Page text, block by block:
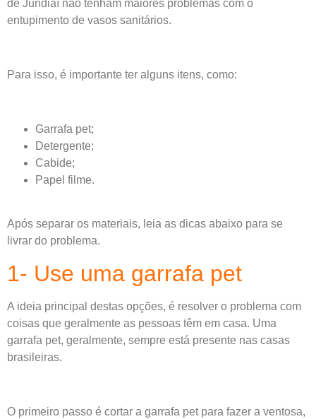
de Jundiaí não tenham maiores problemas com o
entupimento de vasos sanitários.
Para isso, é importante ter alguns itens, como:
Garrafa pet;
Detergente;
Cabide;
Papel filme.
Após separar os materiais, leia as dicas abaixo para se
livrar do problema.
1- Use uma garrafa pet
A ideia principal destas opções, é resolver o problema com
coisas que geralmente as pessoas têm em casa. Uma
garrafa pet, geralmente, sempre está presente nas casas
brasileiras.
O primeiro passo é cortar a garrafa pet para fazer a ventosa,